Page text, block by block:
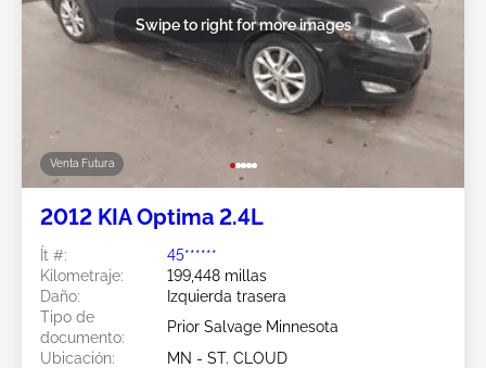
Venta Futura
Swipe to right for more images
2012 KIA Optima 2.4L
Ít #:
45******
Kilometraje:
199,448 millas
Daño:
Izquierda trasera
Tipo de
documento:
Prior Salvage Minnesota
Ubicación:
MN - ST. CLOUD